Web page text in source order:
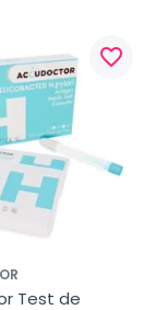
favorite_border
Test de